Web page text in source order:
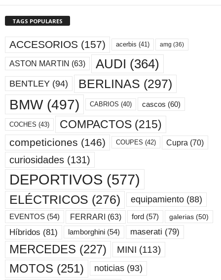
TAGS POPULARES
ACCESORIOS (157) acerbis (41) amg (36)
ASTON MARTIN (63) AUDI (364)
BENTLEY (94) BERLINAS (297)
BMW(497) CABRIOS (40) cascos (60)
COCHES (43) COMPACTOS (215)
competiciones (146) COUPES (42) Cupra (70)
curiosidades (131)
DEPORTIVOS (577)
ELÉCTRICOS (276) equipamiento (88)
EVENTOS (54) FERRARI (63) ford (57) galerias (50)
Híbridos (81) lamborghini (54) maserati (79)
MERCEDES (227) MINI (113)
MOTOS (251) noticias (93)